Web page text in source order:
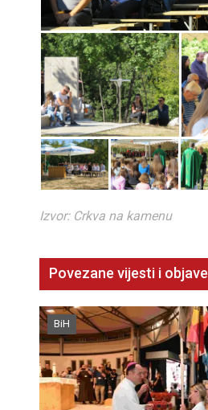
Izvor: Crkva na kamenu
Povezane vijesti i objave
BiH